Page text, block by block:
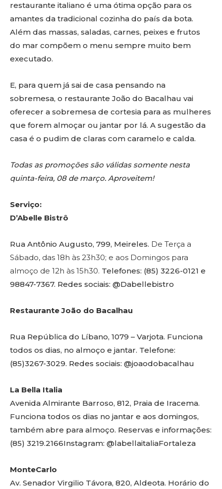
restaurante italiano é uma ótima opção para os
amantes da tradicional cozinha do país da bota.
Além das massas, saladas, carnes, peixes e frutos
do mar compõem o menu sempre muito bem
executado.
E, para quem já sai de casa pensando na
sobremesa, o restaurante João do Bacalhau vai
oferecer a sobremesa de cortesia para as mulheres
que forem almoçar ou jantar por lá. A sugestão da
casa é o pudim de claras com caramelo e calda.
Todas as promoções são válidas somente nesta
quinta-feira, 08 de março. Aproveitem!
Serviço:
D’Abelle Bistrô
Rua Antônio Augusto, 799, Meireles. De Terça a
Sábado, das 18h às 23h30; e aos Domingos para
almoço de 12h às 15h30. Telefones: (85) 3226-0121 e
98847-7367. Redes sociais: @Dabellebistro
Restaurante João do Bacalhau
Rua República do Líbano, 1079 – Varjota. Funciona
todos os dias, no almoço e jantar. Telefone:
(85)3267-3029. Redes sociais: @joaodobacalhau
La Bella Italia
Avenida Almirante Barroso, 812, Praia de Iracema.
Funciona todos os dias no jantar e aos domingos,
também abre para almoço. Reservas e informações:
(85) 3219.2166Instagram: @labellaitaliaFortaleza
MonteCarlo
Av. Senador Virgilio Távora, 820, Aldeota. Horário do